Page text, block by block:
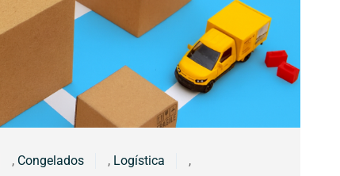
, Congelados , Logística
,